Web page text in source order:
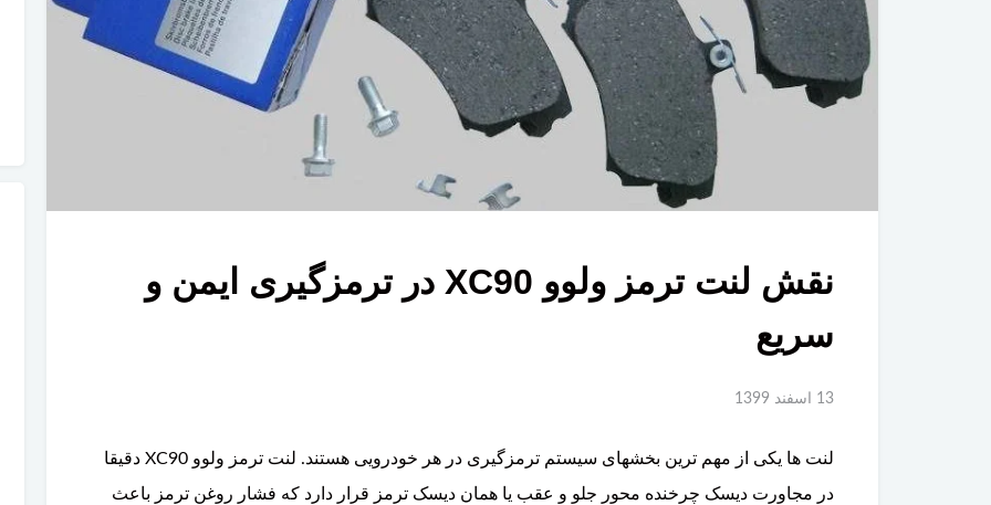
نقش لنت ترمز ولوو XC90 در ترمزگیری ایمن و
سریع
13 اسفند 1399
لنت ها یکی از مهم ترین بخشهای سیستم ترمزگیری در هر خودرویی هستند. لنت ترمز ولوو XC90 دقیقا
در مجاورت دیسک چرخنده محور جلو و عقب یا همان دیسک ترمز قرار دارد که فشار روغن ترمز باعث
فیلتر بنزین ولوو C70
جلو پنجره 2020 ولوو inscription
XC90